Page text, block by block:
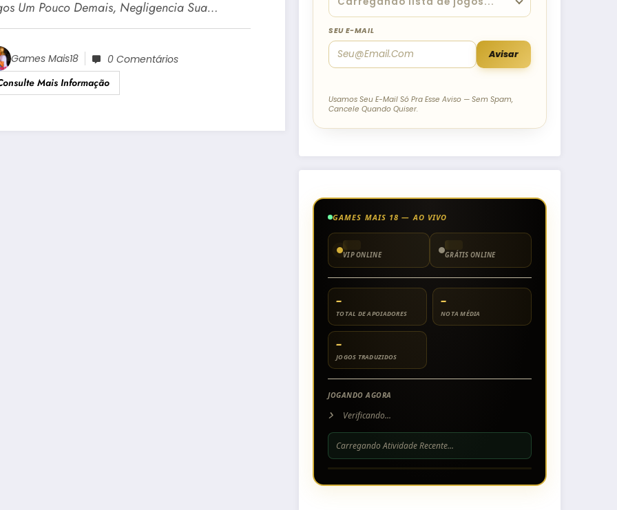
Um Pouco Demais, Negligencia Sua…
Games Mais18
0 Comentários
Mais Informação
SEU E-MAIL
Avisar
Usamos Seu E-Mail Só Pra Esse Aviso — Sem Spam,
Cancele Quando Quiser.
GAMES MAIS 18 — AO VIVO
VIP ONLINE GRÁTIS ONLINE
–
TOTAL DE APOIADORES
–
NOTA MÉDIA
–
JOGOS TRADUZIDOS
JOGANDO AGORA
Verificando...
Carregando Atividade Recente...